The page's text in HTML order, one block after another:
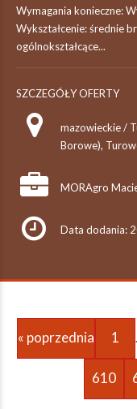
Wymagania konieczne:
Wykształcenie: średnie
ogólnokształcące...
SZCZEGÓŁY OFERTY
mazowieckie /
Borowe),
MORAgro
Data dodania:
« poprzednia 1
610